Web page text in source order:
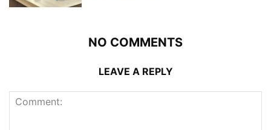
NO COMMENTS
LEAVE A REPLY